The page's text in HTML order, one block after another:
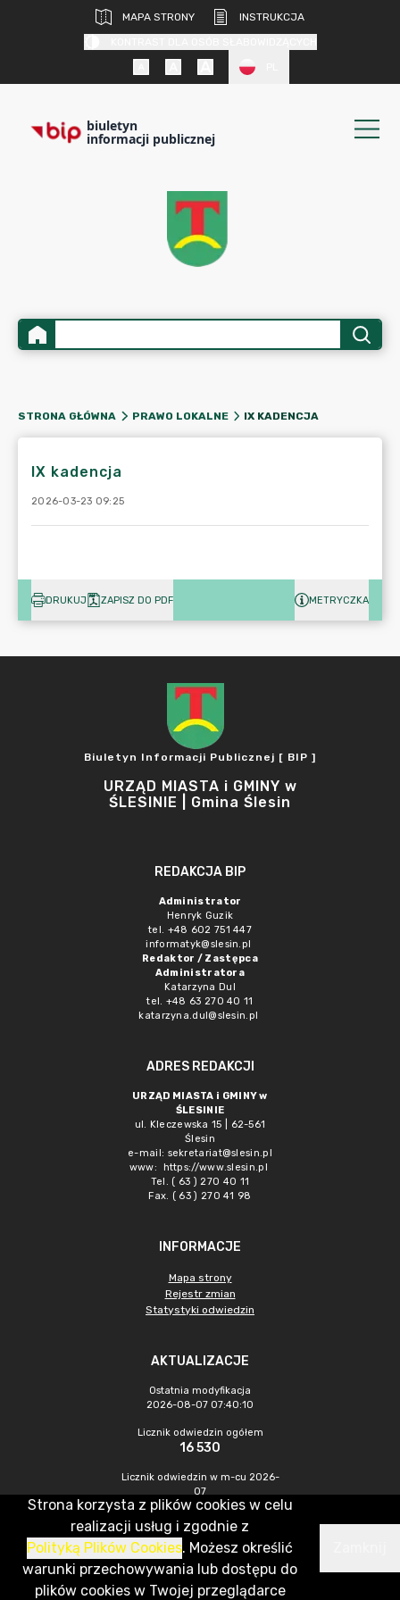
MAPA STRONY
INSTRUKCJA
biuletyn
informacji publicznej
STRONA GŁÓWNA PRAWO LOKALNE IX KADENCJA
IX kadencja
2026-03-23 09:25
DRUKUJ ZAPISZ DO PDF METRYCZKA
Biuletyn Informacji Publicznej [ BIP ]
URZĄD MIASTA i GMINY w
ŚLESINIE | Gmina Ślesin
REDAKCJA BIP
Administrator
Henryk Guzik
tel. +48 602 751 447
informatyk@slesin.pl
Redaktor / Zastępca
Administratora
Katarzyna Dul
tel. +48 63 270 40 11
katarzyna.dul@slesin.pl
ADRES REDAKCJI
URZĄD MIASTA i GMINY w
ŚLESINIE
ul. Kleczewska 15 | 62-561
Ślesin
e-mail: sekretariat@slesin.pl
www:
https://www.slesin.pl
Tel. ( 63 ) 270 40 11
Fax. ( 63 ) 270 41 98
INFORMACJE
Mapa strony
Rejestr zmian
Statystyki odwiedzin
AKTUALIZACJE
Ostatnia modyfikacja
2026-08-07 07:40:10
Licznik odwiedzin ogółem
16 530
Licznik odwiedzin w m-cu 2026-
07
970
CMS & Hosting: Nefeni Sp. z o.o.
Strona korzysta z plików cookies w celu
realizacji usług i zgodnie z
Polityką Plików Cookies. Możesz określić
warunki przechowywania lub dostępu do
plików cookies w Twojej przeglądarce